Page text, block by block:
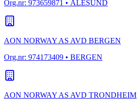
Org.nr: 973659871 • ÅLESUND
AON NORWAY AS AVD BERGEN
Org.nr: 974173409 • BERGEN
AON NORWAY AS AVD TRONDHEIM